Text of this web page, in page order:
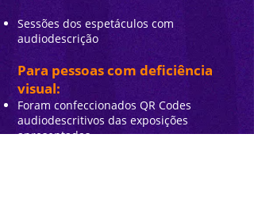
Sessões dos espetáculos com
audiodescrição
Para pessoas com deficiência
visual:
Foram confeccionados QR Codes
audiodescritivos das exposições
apresentadas